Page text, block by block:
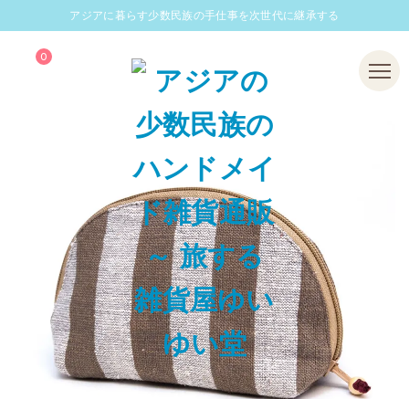
アジアに暮らす少数民族の手仕事を次世代に継承する
0 Menu